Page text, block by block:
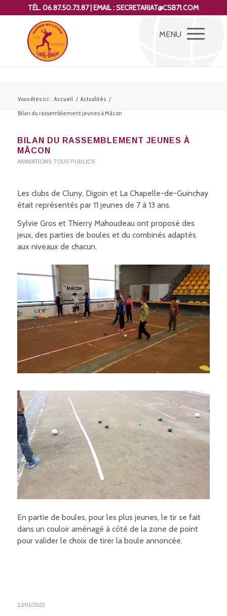
TÉL. 06.87.50.73.87 | EMAIL : SECRETARIAT@CSB71.COM
Vous êtes ici : Accueil / Actualités /
Bilan du rassemblement jeunes à Mâcon
BILAN DU RASSEMBLEMENT JEUNES À
MÂCON
ANIMATIONS TOUS PUBLICS
Les clubs de Cluny, Digoin et La Chapelle-de-Guinchay
était représentés par 11 jeunes de 7 à 13 ans.
Sylvie Gros et Thierry Mahoudeau ont proposé des
jeux, des parties de boules et du combinés adaptés
aux niveaux de chacun.
En partie de boules, pour les plus jeunes, le tir se fait
dans un couloir aménagé à côté de la zone de point
pour valider le choix de tirer la boule annoncée.
12/01/2023